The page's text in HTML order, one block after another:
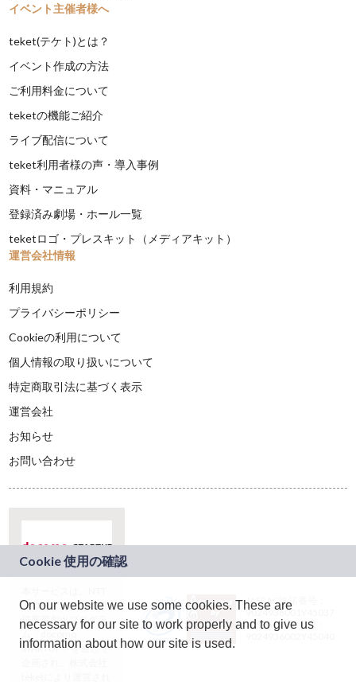
イベント主催者様へ
teket(テケト)とは？
イベント作成の方法
ご利用料金について
teketの機能ご紹介
ライブ配信について
teket利用者様の声・導入事例
資料・マニュアル
登録済み劇場・ホール一覧
teketロゴ・プレスキット（メディアキット）
運営会社情報
利用規約
プライバシーポリシー
Cookieの利用について
個人情報の取り扱いについて
特定商取引法に基づく表示
運営会社
お知らせ
お問い合わせ
ドコモグループの新
規事業創出プログラ
ム「docomo
STARTUP」を通じて
JASRAC許諾番号：
9024936001Y45037
JASRAC許諾番号：
On our website we use some cookies. These are
necessary for our site to work properly and to give us
information about how our site is used.